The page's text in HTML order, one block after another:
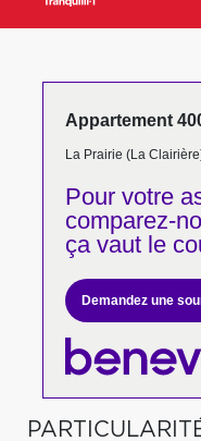
Appartement
La Prairie (La
Pour votre
comparez-
ça vaut le
Demandez une